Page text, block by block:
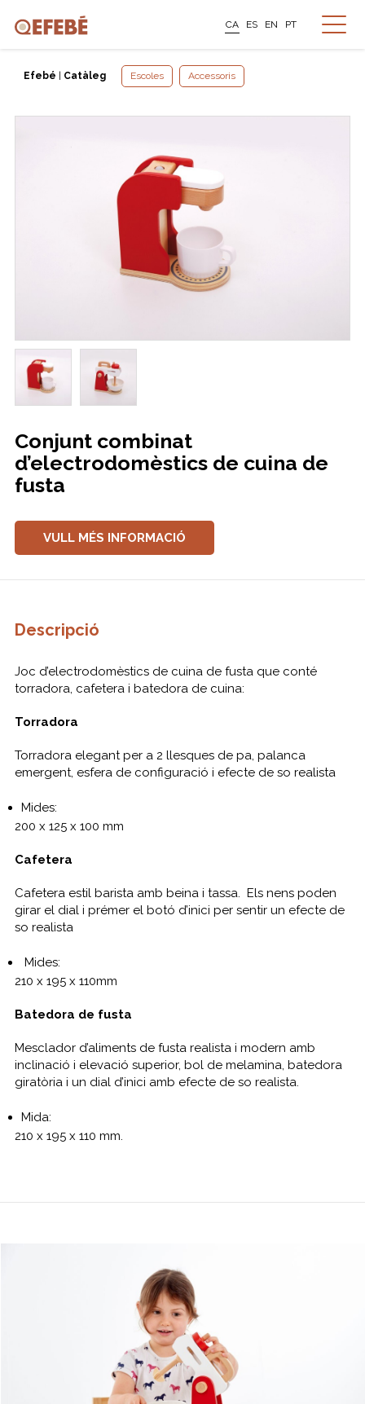
CA ES EN PT
Efebé Catàleg Escoles Accessoris
Conjunt combinat
d’electrodomèstics de cuina de
fusta
VULL MÉS INFORMACIÓ
Descripció
Joc d’electrodomèstics de cuina de fusta que conté
torradora, cafetera i batedora de cuina:​
Torradora
Torradora elegant per a 2 llesques de pa, palanca
emergent, esfera de configuració i efecte de so realista
Mides:
200 x 125 x 100 mm
Cafetera
Cafetera estil barista amb beina i tassa. Els nens poden
girar el dial i prémer el botó d’inici per sentir un efecte de
so realista
Mides:
210 x 195 x 110mm
Batedora de fusta
Mesclador d’aliments de fusta realista i modern amb
inclinació i elevació superior, bol de melamina, batedora
giratòria i un dial d’inici amb efecte de so realista.
Mida:
210 x 195 x 110 mm.